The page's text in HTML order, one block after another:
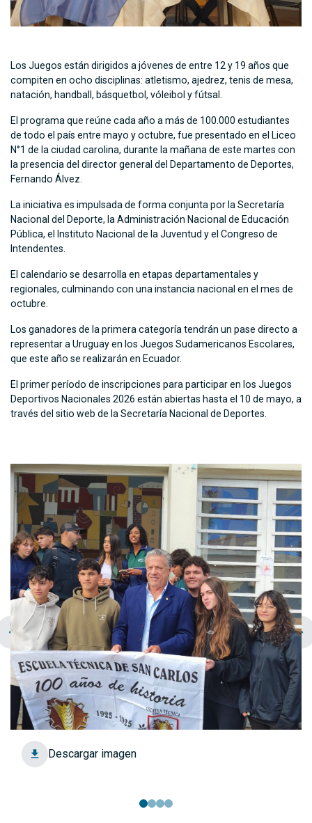
Los Juegos están dirigidos a jóvenes de entre 12 y 19 años que
compiten en ocho disciplinas: atletismo, ajedrez, tenis de mesa,
natación, handball, básquetbol, vóleibol y fútsal.
El programa que reúne cada año a más de 100.000 estudiantes
de todo el país entre mayo y octubre, fue presentado en el Liceo
N°1 de la ciudad carolina, durante la mañana de este martes con
la presencia del director general del Departamento de Deportes,
Fernando Álvez.
La iniciativa es impulsada de forma conjunta por la Secretaría
Nacional del Deporte, la Administración Nacional de Educación
Pública, el Instituto Nacional de la Juventud y el Congreso de
Intendentes.
El calendario se desarrolla en etapas departamentales y
regionales, culminando con una instancia nacional en el mes de
octubre.
Los ganadores de la primera categoría tendrán un pase directo a
representar a Uruguay en los Juegos Sudamericanos Escolares,
que este año se realizarán en Ecuador.
El primer período de inscripciones para participar en los Juegos
Deportivos Nacionales 2026 están abiertas hasta el 10 de mayo, a
través del sitio web de la Secretaría Nacional de Deportes.
Descargar imagen
chevron_left navigate_next